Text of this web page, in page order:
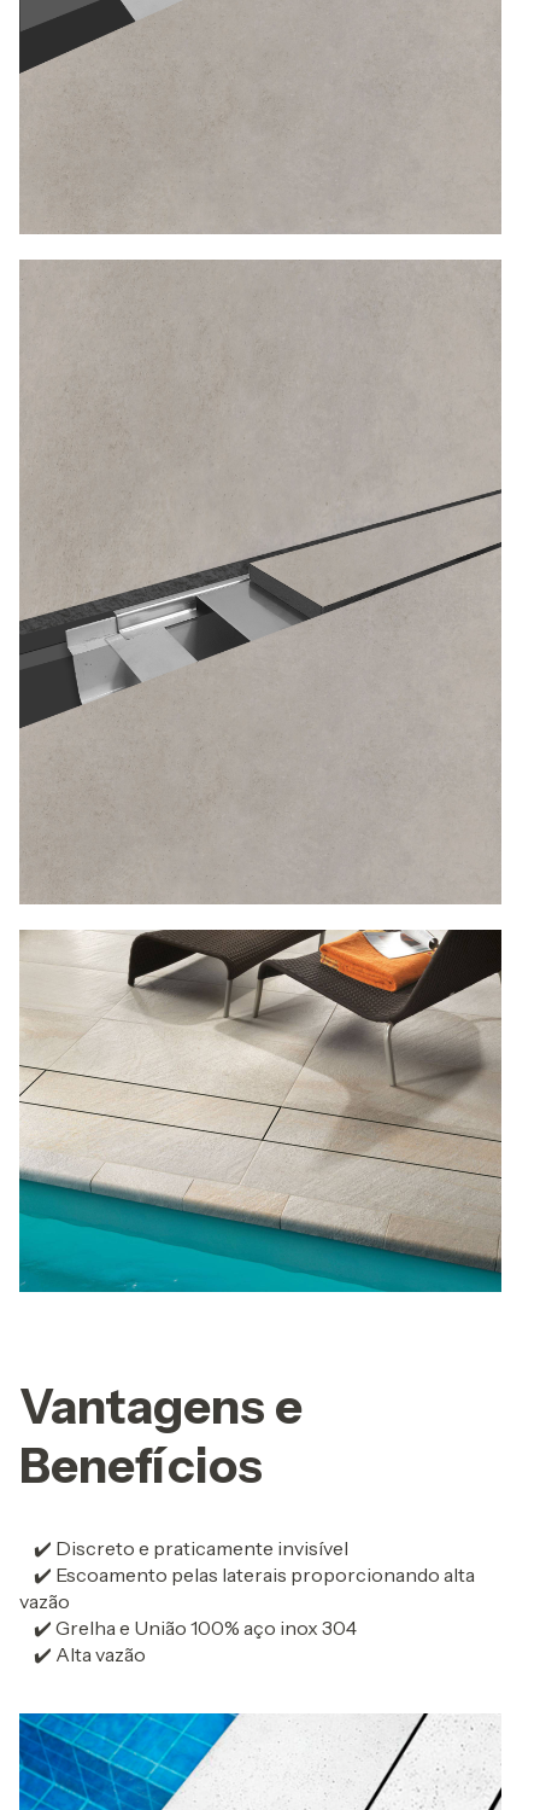
Vantagens e
Benefícios
✔️ Discreto e praticamente invisível
✔️ Escoamento pelas laterais proporcionando alta
vazão
✔️ Grelha e União 100% aço inox 304
✔️ Alta vazão